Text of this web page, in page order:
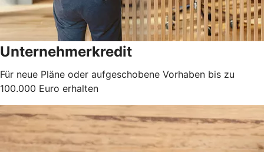
Unternehmerkredit
Für neue Pläne oder aufgeschobene Vorhaben bis zu
100.000 Euro erhalten